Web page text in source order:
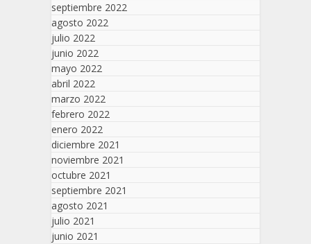
septiembre 2022
agosto 2022
julio 2022
junio 2022
mayo 2022
abril 2022
marzo 2022
febrero 2022
enero 2022
diciembre 2021
noviembre 2021
octubre 2021
septiembre 2021
agosto 2021
julio 2021
junio 2021